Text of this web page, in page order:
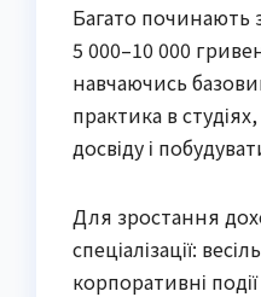
Багато починають
5 000–10 000
навчаючись
практика в
досвіду і
Для зростання
спеціалізації:
корпоративні